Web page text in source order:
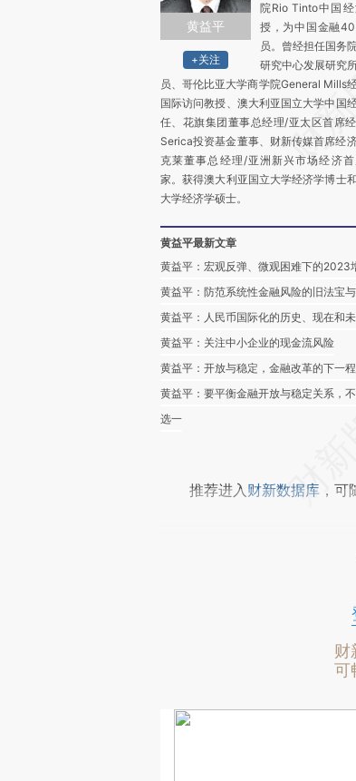
黄益平
+关注
院Rio Tinto中国
授，为中国金融
员。曾经担任国务
研究中心发展研究
员、哥伦比亚大学商学院General Mills
国际访问教授、澳大利亚国立大学中国
任、花旗集团董事总经理/亚太区首席经
Serica投资基金董事、财新传媒首席经
克莱董事总经理/亚洲新兴市场经济
家。获得澳大利亚国立大学经济学博士
大学经济学硕士。
黄益平最新文章
黄益平：宏观反弹、微观困难下的2023
黄益平：防范系统性金融风险的旧法宝
黄益平：人民币国际化的历史、现在和
黄益平：关注中小企业的现金流风险
黄益平：开放与稳定，金融改革的下一程
黄益平：要平衡金融开放与稳定关系，
选一
推荐进入 财新数据库 ，
财
可